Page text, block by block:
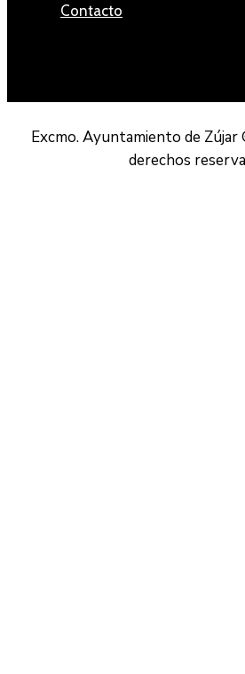
Contacto
Excmo. Ayuntamiento de
derechos